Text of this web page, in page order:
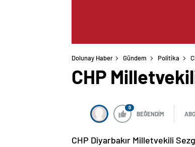
Dolunay Haber Gündem Politika
CHP
0
BEĞENDİM
CHP Diyarbakır Milletvekili